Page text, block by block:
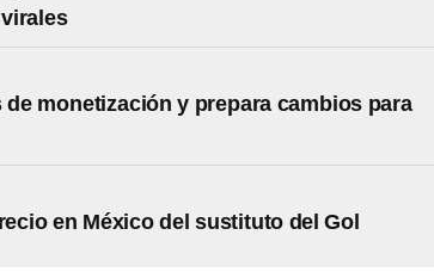
de monetización y prepara cambios para
en México del sustituto del Gol